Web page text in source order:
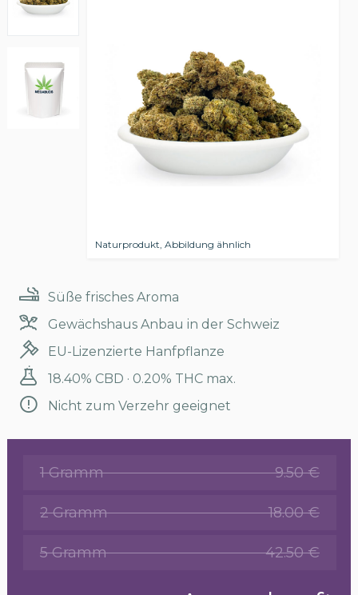
Naturprodukt, Abbildung ähnlich
Süße frisches Aroma
Gewächshaus Anbau in der Schweiz
EU-Lizenzierte Hanfpflanze
18.40% CBD · 0.20% THC max.
Nicht zum Verzehr geeignet
1 Gramm 9.50 €
2 Gramm 18.00 €
5 Gramm 42.50 €